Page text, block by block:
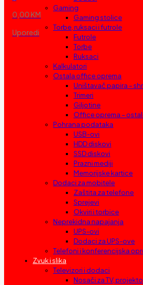
0,00 KM
Uporedi
Gaming
Gaming stolice
Torbe, ruksaci i futrole
Futrole
Torbe
Ruksaci
Kalkulatori
Ostala office oprema
Uništavač papira –
Trimeri
Giljotine
Office oprema –
Pohrana podataka
USB-ovi
HDD diskovi
SSD diskovi
Prazni mediji
Memorijske kartice
Dodaci za mobitele
Zaštita za telefone
Sprejevi
Okviri i torbice
Neprekidna napajanja
UPS-ovi
Dodaci za UPS-ove
Telefoni i konferencijska
Zvuk i slika
Televizori i dodaci
Nosači za TV,